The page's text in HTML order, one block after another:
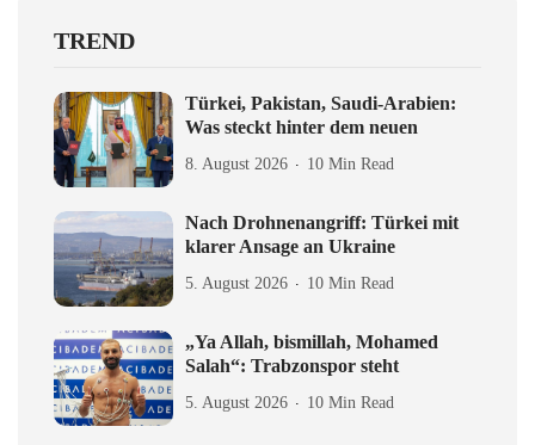
TREND
Türkei, Pakistan, Saudi-Arabien:
Was steckt hinter dem neuen
8. August 2026 10 Min Read
Nach Drohnenangriff: Türkei mit
klarer Ansage an Ukraine
5. August 2026 10 Min Read
„Ya Allah, bismillah, Mohamed
Salah“: Trabzonspor steht
5. August 2026 10 Min Read